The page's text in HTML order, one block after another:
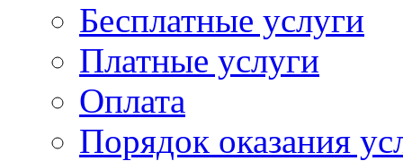
Бесплатные услуги
Платные услуги
Оплата
Порядок оказания